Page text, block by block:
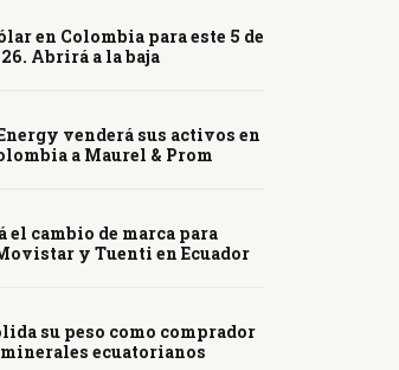
en Colombia para este 5 de
Abrirá a la baja
venderá sus activos en
a Maurel & Prom
cambio de marca para
y Tuenti en Ecuador
su peso como comprador
ecuatorianos